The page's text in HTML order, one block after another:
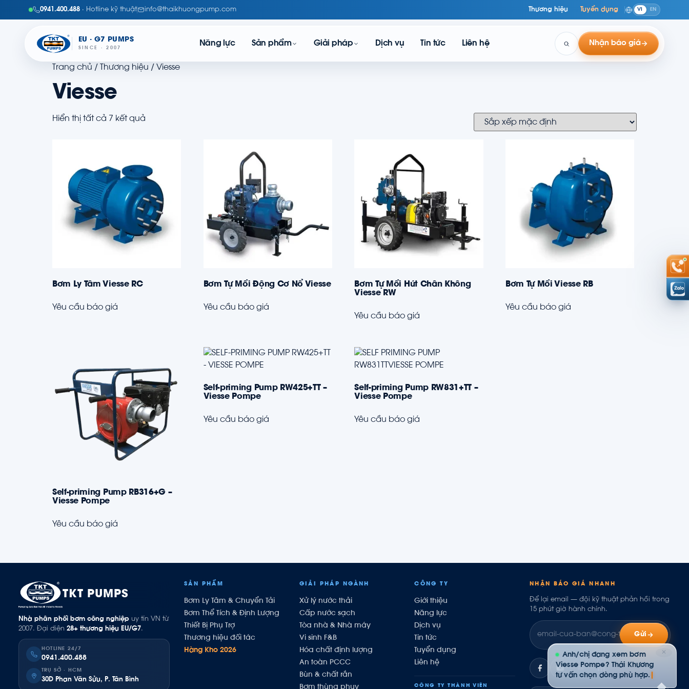
0941.400.488 · Hotline kỹ thuật info@thaikhuongpump.com Thương hiệu Tuyển dụng VI EN
EU · G7 PUMPS
SINCE · 2007
Năng lực Sản phẩm Giải pháp Dịch vụ Tin tức Liên hệ Nhận báo giá
Trang chủ / Thương hiệu / Viesse
Viesse
Hiển thị tất cả 7 kết quả
Bơm Ly Tâm Viesse RC
Yêu cầu báo giá
Bơm Tự Mồi Động Cơ Nổ Viesse
Yêu cầu báo giá
Bơm Tự Mồi Hút Chân Không
Viesse RW
Yêu cầu báo giá
Bơm Tự Mồi Viesse RB
Yêu cầu báo giá
Self-priming Pump RB316+G –
Viesse Pompe
Yêu cầu báo giá
Self-priming Pump RW425+TT –
Viesse Pompe
Yêu cầu báo giá
Self-priming Pump RW831+TT –
Viesse Pompe
Yêu cầu báo giá
TKT PUMPS
Nhà phân phối bơm công nghiệp uy tín VN từ
2007. Đại diện 28+ thương hiệu EU/G7.
HOTLINE 24/7
0941.400.488
TRỤ SỞ · HCM
30D Phan Văn Sửu, P. Tân Bình
SẢN PHẨM
Bơm Ly Tâm & Chuyển Tải
Bơm Thể Tích & Định Lượng
Thiết Bị Phụ Trợ
Thương hiệu đối tác
Hàng Kho 2026
GIẢI PHÁP NGÀNH
Xử lý nước thải
Cấp nước sạch
Tòa nhà & Nhà máy
Vi sinh F&B
Hóa chất định lượng
An toàn PCCC
Bùn & chất rắn
CÔNG TY
Giới thiệu
Năng lực
Dịch vụ
Tin tức
Tuyển dụng
Liên hệ
CÔNG TY THÀNH VIÊN
NHẬN BÁO GIÁ NHANH
Để lại email — đội kỹ thuật phản hồi trong
15 phút giờ hành chính.
Gửi
ZL
✕
Anh/chị đang xem bơm
Viesse Pompe? Thái Khương
tư vấn chọn dòng phù hợp.